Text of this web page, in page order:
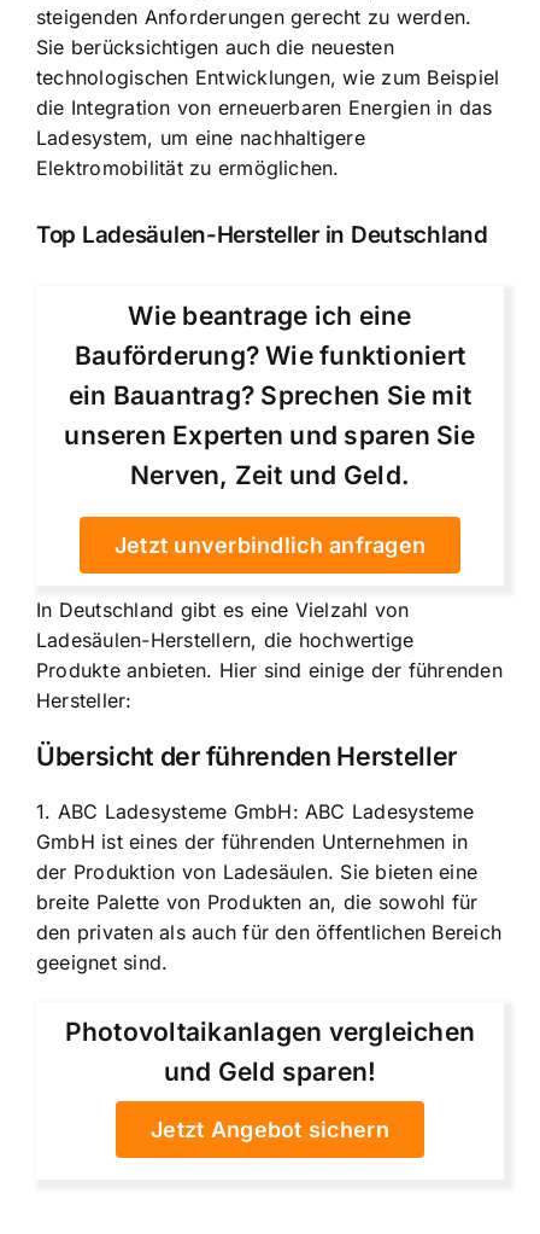
steigenden Anforderungen gerecht zu werden.
Sie berücksichtigen auch die neuesten
technologischen Entwicklungen, wie zum Beispiel
die Integration von erneuerbaren Energien in das
Ladesystem, um eine nachhaltigere
Elektromobilität zu ermöglichen.
Top Ladesäulen-Hersteller in Deutschland
Wie beantrage ich eine
Bauförderung? Wie funktioniert
ein Bauantrag? Sprechen Sie mit
unseren Experten und sparen Sie
Nerven, Zeit und Geld.
Jetzt unverbindlich anfragen
In Deutschland gibt es eine Vielzahl von
Ladesäulen-Herstellern, die hochwertige
Produkte anbieten. Hier sind einige der führenden
Hersteller:
Übersicht der führenden Hersteller
1. ABC Ladesysteme GmbH: ABC Ladesysteme
GmbH ist eines der führenden Unternehmen in
der Produktion von Ladesäulen. Sie bieten eine
breite Palette von Produkten an, die sowohl für
den privaten als auch für den öffentlichen Bereich
geeignet sind.
Photovoltaikanlagen vergleichen
und Geld sparen!
Jetzt Angebot sichern